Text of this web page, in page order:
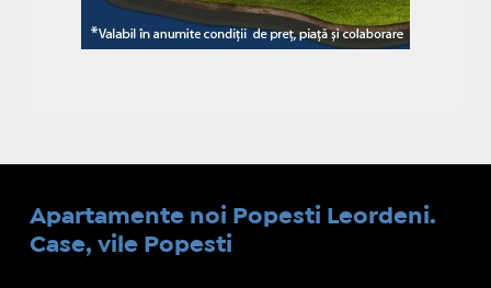
Apartamente noi Popesti Leordeni.
Case, vile Popesti